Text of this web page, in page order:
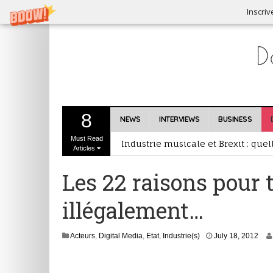
8
Must Read
Articles
NEWS INTERVIEWS BUSINESS
Nouveau format d’écoute et de
Industrie musicale et Brexit :
Les 22 raisons pour
illégalement…
Acteurs, Digital Media, Etat, Industrie(s) July 18, 2012